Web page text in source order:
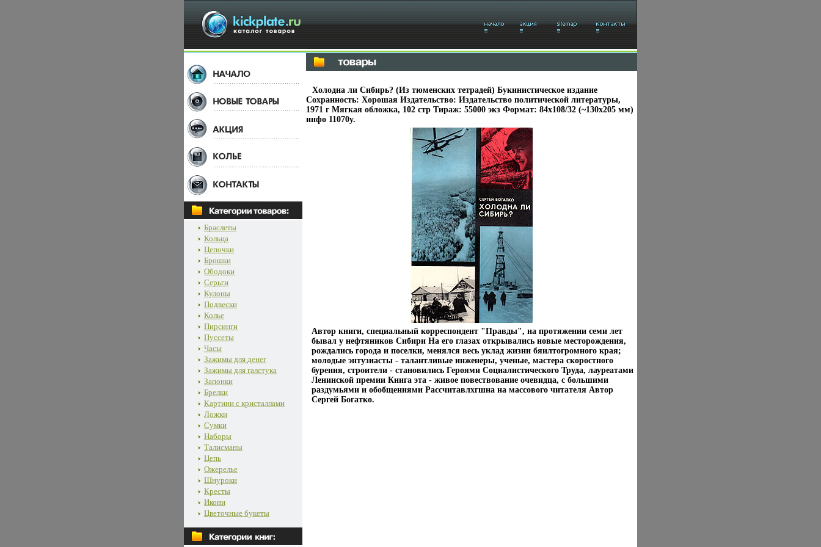
Браслеты
Кольца
Цепочки
Брошки
Ободоки
Серьги
Кулоны
Подвески
Колье
Пирсинги
Пуссеты
Часы
Зажимы для денег
Зажимы для галстука
Запонки
Брелки
Картини с кристаллами
Ложки
Сумки
Наборы
Талисманы
Цепь
Ожерелье
Шнуроки
Кресты
Икони
Цветочные букеты
Холодна ли Сибирь? (Из тюменских тетрадей) Букинистическое издание
Сохранность: Хорошая Издательство: Издательство политической литературы,
1971 г Мягкая обложка, 102 стр Тираж: 55000 экз Формат: 84x108/32 (~130х205 мм)
инфо 11070y.
Автор книги, специальный корреспондент "Правды", на протяжении семи лет
бывал у нефтяников Сибири На его глазах открывались новые месторождения,
рождались города и поселки, менялся весь уклад жизни бяилтогромного края;
молодые энтузиасты - талантливые инженеры, ученые, мастера скоростного
бурения, строители - становились Героями Социалистического Труда, лауреатами
Ленинской премии Книга эта - живое повествование очевидца, с большими
раздумьями и обобщениями Рассчитавлхгшна на массового читателя Автор
Сергей Богатко.